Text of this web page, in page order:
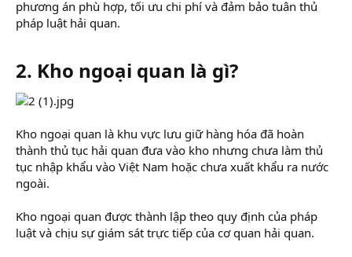
phương án phù hợp, tối ưu chi phí và đảm bảo tuân thủ
pháp luật hải quan.
2. Kho ngoại quan là gì?​
Kho ngoại quan là khu vực lưu giữ hàng hóa đã hoàn
thành thủ tục hải quan đưa vào kho nhưng chưa làm thủ
tục nhập khẩu vào Việt Nam hoặc chưa xuất khẩu ra nước
ngoài.
Kho ngoại quan được thành lập theo quy định của pháp
luật và chịu sự giám sát trực tiếp của cơ quan hải quan.